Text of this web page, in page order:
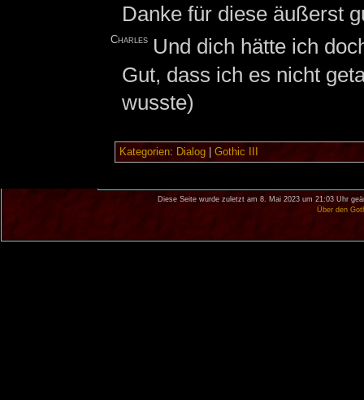
Danke für diese äußerst
Charles Und dich hätte ich
Gut, dass ich es nicht
wusste)
Kategorien: Dialog| Gothic III
Diese Seite wurde zuletzt am 8. Mai 2023 um 21:03 Uhr
Über den